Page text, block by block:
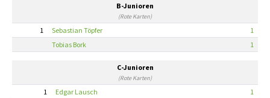
B-Junioren
(Rote Karten)
1 Sebastian Töpfer
1
Tobias Bork
1
C-Junioren
(Rote Karten)
1 Edgar Lausch 1